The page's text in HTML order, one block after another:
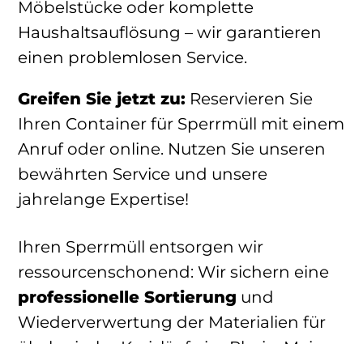
Möbelstücke oder komplette
Haushaltsauflösung – wir garantieren
einen problemlosen Service.
Greifen Sie jetzt zu: Reservieren Sie
Ihren Container für Sperrmüll mit einem
Anruf oder online. Nutzen Sie unseren
bewährten Service und unsere
jahrelange Expertise!
Ihren Sperrmüll entsorgen wir
ressourcenschonend: Wir sichern eine
professionelle Sortierung und
Wiederverwertung der Materialien für